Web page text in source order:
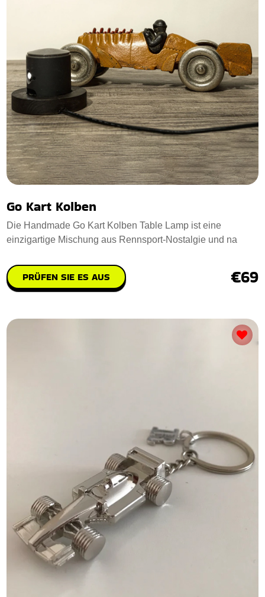
Go Kart Kolben
Die Handmade Go Kart Kolben Table Lamp ist eine
einzigartige Mischung aus Rennsport-Nostalgie und na
PRÜFEN SIE ES AUS €69